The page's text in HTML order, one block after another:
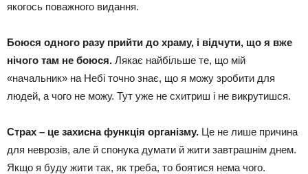
якогось поважного видання.
Боюся одного разу прийти до храму, і відчути, що я вже
нічого там не боюся. Лякає найбільше те, що мій
«начальник» на Небі точно знає, що я можу зробити для
людей, а чого не можу. Тут уже не схитриш і не викрутишся.
Страх – це захисна функція організму. Це не лише причина
для неврозів, але й спонука думати й жити завтрашнім днем.
Якщо я буду жити так, як треба, то боятися нема чого.